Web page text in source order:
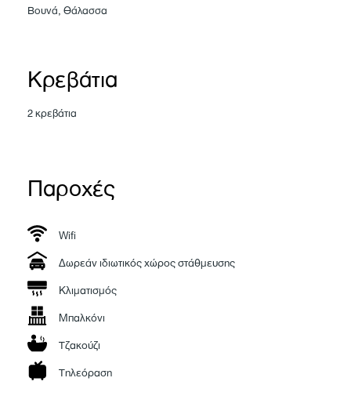
Βουνά, Θάλασσα
Κρεβάτια
2 κρεβάτια
Παροχές
Wifi
Δωρεάν ιδιωτικός χώρος στάθμευσης
Κλιματισμός
Μπαλκόνι
Τζακούζι
Τηλεόραση